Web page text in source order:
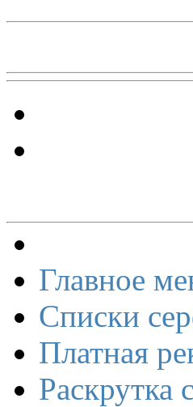
Главное
Списки
Платная
Раскрутка